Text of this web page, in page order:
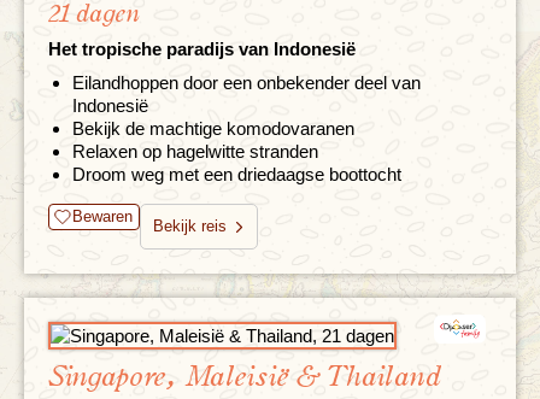
21 dagen
Het tropische paradijs van Indonesië
Eilandhoppen door een onbekender deel van
Indonesië
Bekijk de machtige komodovaranen
Relaxen op hagelwitte stranden
Droom weg met een driedaagse boottocht
Bewaren
Bekijk reis
Singapore, Maleisië & Thailand